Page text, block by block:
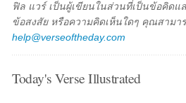
ฟิล แวร์ เป็นผู้เขียนในส่วนที่เป็นข้อคิดแ
ข้อสงสัย หรือความคิดเห็นใดๆ คุณสามา
help@verseoftheday.com
Today's Verse Illustrated